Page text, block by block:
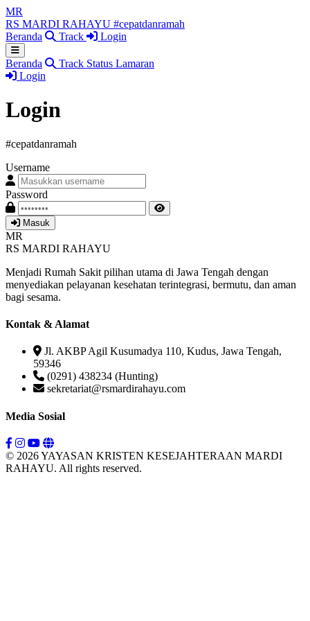
MR
RS MARDI RAHAYU #cepatdanramah
Beranda
Track Login
Beranda
Track Status Lamaran
Login
Login
#cepatdanramah
Username
Password
Masuk
MR
RS MARDI RAHAYU
Menjadi Rumah Sakit pilihan utama di Jawa Tengah dengan
menyediakan pelayanan kesehatan terintegrasi, bermutu, dan aman
bagi sesama.
Kontak & Alamat
Jl. AKBP Agil Kusumadya 110, Kudus, Jawa Tengah,
59346
(0291) 438234 (Hunting)
sekretariat@rsmardirahayu.com
Media Sosial
© 2026 YAYASAN KRISTEN KESEJAHTERAAN MARDI
RAHAYU. All rights reserved.